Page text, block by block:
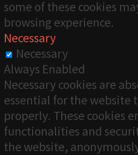
some of these cookies
browsing experience.
Necessary
Necessary
Always Enabled
Necessary cookies are
essential for the website
properly. These cookies
functionalities and
the website,